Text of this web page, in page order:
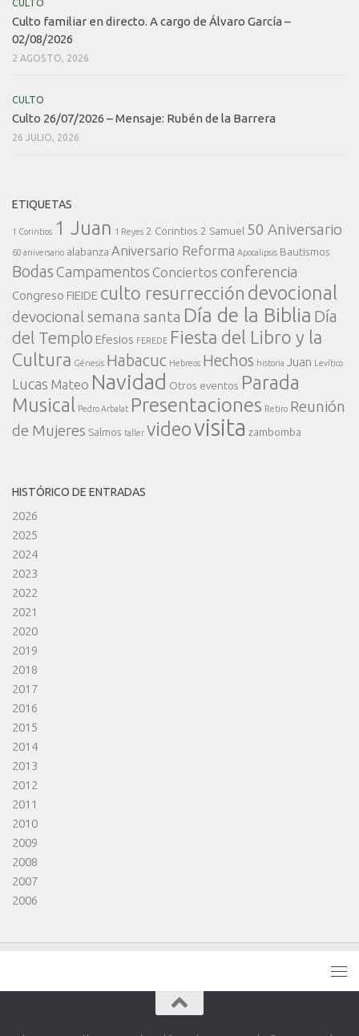
CULTO
Culto familiar en directo. A cargo de Álvaro García –
02/08/2026
2 AGOSTO, 2026
CULTO
Culto 26/07/2026 – Mensaje: Rubén de la Barrera
26 JULIO, 2026
ETIQUETAS
1 Corintios 1 Juan 1 Reyes 2 Corintios 2 Samuel 50 Aniversario
60 aniversario alabanza Aniversario Reforma Apocalipsis Bautismos
Bodas Campamentos Conciertos conferencia
Congreso FIEIDE culto resurrección devocional
devocional semana santa Día de la Biblia Día
del Templo Efesios FEREDE Fiesta del Libro y la
Cultura Génesis Habacuc Hebreos Hechos historia Juan Levítico
Lucas Mateo Navidad Otros eventos Parada
Musical
Pedro Arbalat Presentaciones Retiro Reunión
de Mujeres Salmos taller videovisita zambomba
HISTÓRICO DE ENTRADAS
2026
2025
2024
2023
2022
2021
2020
2019
2018
2017
2016
2015
2014
2013
2012
2011
2010
2009
2008
2007
2006